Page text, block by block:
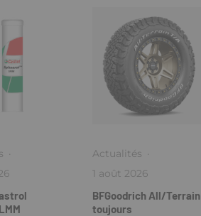
·
Actualités ·
1 août 2026
BFGoodrich All/Terrain
toujours